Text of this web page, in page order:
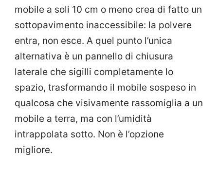
mobile a soli 10 cm o meno crea di fatto un
sottopavimento inaccessibile: la polvere
entra, non esce. A quel punto l’unica
alternativa è un pannello di chiusura
laterale che sigilli completamente lo
spazio, trasformando il mobile sospeso in
qualcosa che visivamente rassomiglia a un
mobile a terra, ma con l’umidità
intrappolata sotto. Non è l’opzione
migliore.